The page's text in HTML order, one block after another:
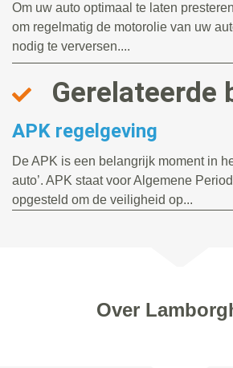
Om uw auto optimaal te laten
om regelmatig de motorolie van uw
nodig te verversen....
Gerelateerde
APK regelgeving
De APK is een belangrijk moment in
auto’. APK staat voor Algemene
opgesteld om de veiligheid op...
Over